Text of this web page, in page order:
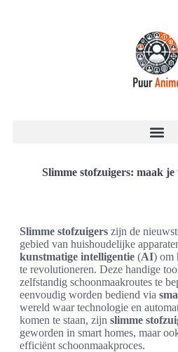
Slimme stofzuigers: maak
Slimme stofzuigers zijn de
gebied van huishoudelijke
kunstmatige intelligentie (AI) om
te revolutioneren. Deze handige
zelfstandig schoonmaakroutes te
eenvoudig worden bediend via
wereld waar technologie en
komen te staan, zijn slimme
geworden in smart homes, maar
efficiënt schoonmaakproces.